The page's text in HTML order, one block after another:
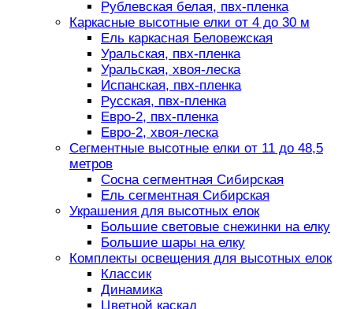
Рублевская белая, пвх-пленка
Каркасные высотные елки от 4 до 30 м
Ель каркасная Беловежская
Уральская, пвх-пленка
Уральская, хвоя-леска
Испанская, пвх-пленка
Русская, пвх-пленка
Евро-2, пвх-пленка
Евро-2, хвоя-леска
Сегментные высотные елки от 11 до 48,5
метров
Сосна сегментная Сибирская
Ель сегментная Сибирская
Украшения для высотных елок
Большие световые снежинки на елку
Большие шары на елку
Комплекты освещения для высотных елок
Классик
Динамика
Цветной каскад